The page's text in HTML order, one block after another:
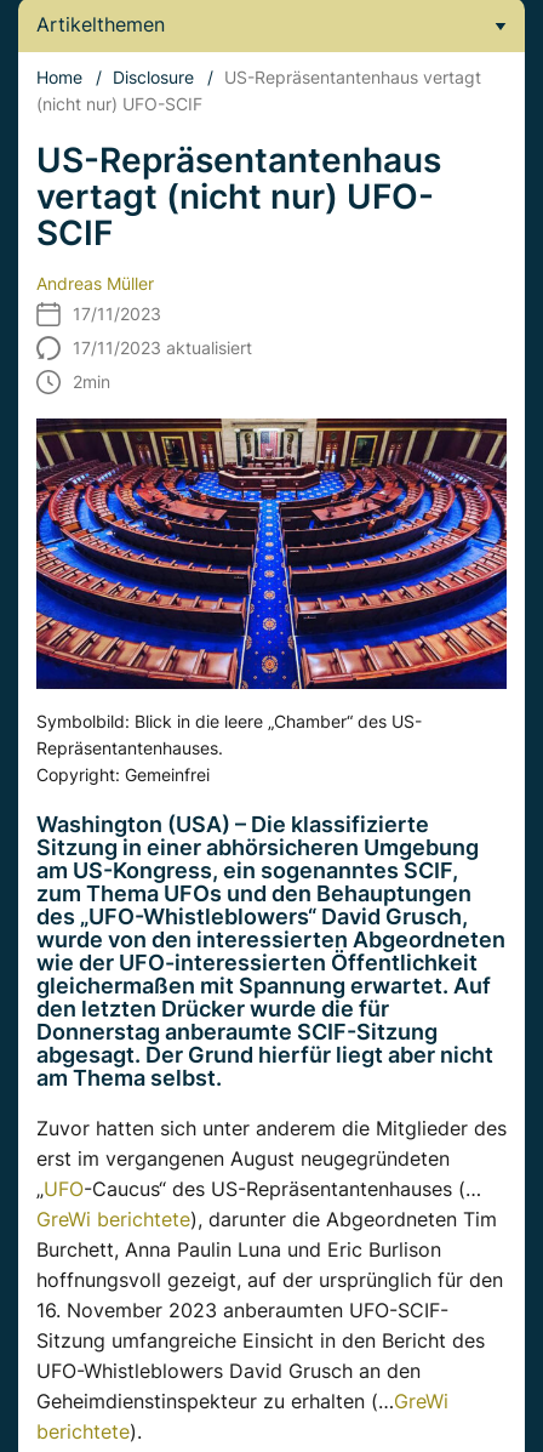
Artikelthemen
Home / Disclosure / US-Repräsentantenhaus vertagt
(nicht nur) UFO-SCIF
US-Repräsentantenhaus
vertagt (nicht nur) UFO-
SCIF
Andreas Müller
17/11/2023
17/11/2023 aktualisiert
2min
Symbolbild: Blick in die leere „Chamber“ des US-
Repräsentantenhauses.
Copyright: Gemeinfrei
Washington (USA) – Die klassifizierte
Sitzung in einer abhörsicheren Umgebung
am US-Kongress, ein sogenanntes SCIF,
zum Thema UFOs und den Behauptungen
des „UFO-Whistleblowers“ David Grusch,
wurde von den interessierten Abgeordneten
wie der UFO-interessierten Öffentlichkeit
gleichermaßen mit Spannung erwartet. Auf
den letzten Drücker wurde die für
Donnerstag anberaumte SCIF-Sitzung
abgesagt. Der Grund hierfür liegt aber nicht
am Thema selbst.
Zuvor hatten sich unter anderem die Mitglieder des
erst im vergangenen August neugegründeten
„UFO-Caucus“ des US-Repräsentantenhauses (…
GreWi berichtete), darunter die Abgeordneten Tim
Burchett, Anna Paulin Luna und Eric Burlison
hoffnungsvoll gezeigt, auf der ursprünglich für den
16. November 2023 anberaumten UFO-SCIF-
Sitzung umfangreiche Einsicht in den Bericht des
UFO-Whistleblowers David Grusch an den
Geheimdienstinspekteur zu erhalten (…GreWi
berichtete).